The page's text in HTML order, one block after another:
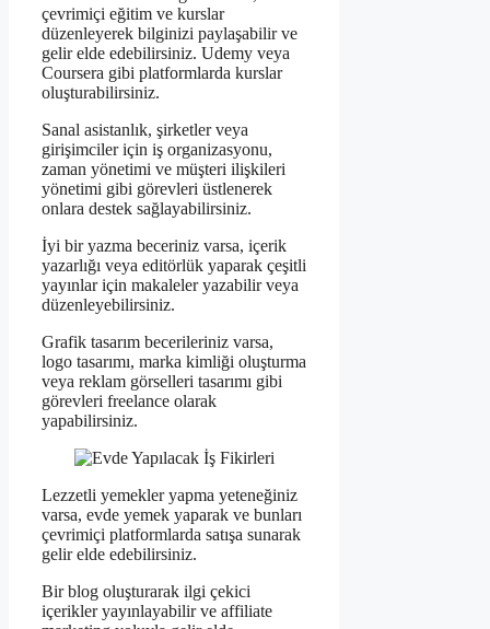
çevrimiçi eğitim ve kurslar
düzenleyerek bilginizi paylaşabilir ve
gelir elde edebilirsiniz. Udemy veya
Coursera gibi platformlarda kurslar
oluşturabilirsiniz.
Sanal asistanlık, şirketler veya
girişimciler için iş organizasyonu,
zaman yönetimi ve müşteri ilişkileri
yönetimi gibi görevleri üstlenerek
onlara destek sağlayabilirsiniz.
İyi bir yazma beceriniz varsa, içerik
yazarlığı veya editörlük yaparak çeşitli
yayınlar için makaleler yazabilir veya
düzenleyebilirsiniz.
Grafik tasarım becerileriniz varsa,
logo tasarımı, marka kimliği oluşturma
veya reklam görselleri tasarımı gibi
görevleri freelance olarak
yapabilirsiniz.
Lezzetli yemekler yapma yeteneğiniz
varsa, evde yemek yaparak ve bunları
çevrimiçi platformlarda satışa sunarak
gelir elde edebilirsiniz.
Bir blog oluşturarak ilgi çekici
içerikler yayınlayabilir ve affiliate